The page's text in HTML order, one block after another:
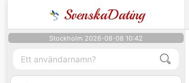
SvenskaDating
Stockholm 2026-08-08 10:42